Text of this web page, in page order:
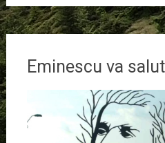
Eminescu va